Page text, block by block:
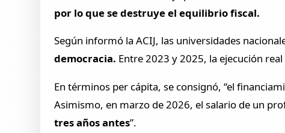
por lo que se destruye el equilibrio fiscal.
Según informó la ACIJ, las universidades
democracia. Entre 2023 y 2025, la ejecución
En términos per cápita, se consignó, “el
Asimismo, en marzo de 2026, el salario de un
tres años antes”.